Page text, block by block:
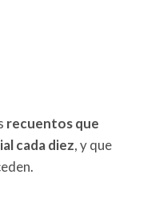
recuentos que
cada diez, y que